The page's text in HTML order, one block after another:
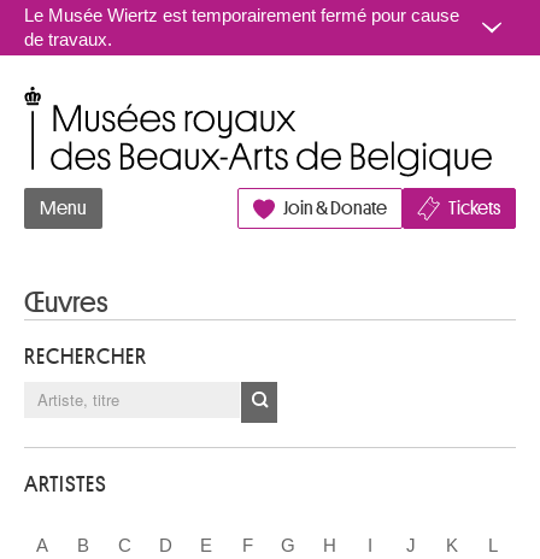
Aller au contenu
Le Musée Wiertz est temporairement fermé pour cause
de travaux.
Menu Join & Donate Tickets
Œuvres
RECHERCHER
ARTISTES
A B C D E F G H I J K L